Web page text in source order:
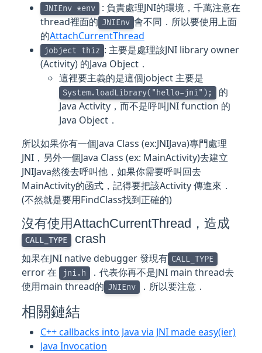
JNIEnv *env : 負責處理JNI的環境，千萬注意在
thread裡面的 JNIEnv 會不同．所以要使用上面
的AttachCurrentThread
jobject thiz : 主要是處理該JNI library owner
(Activity) 的Java Object．
這裡要主義的是這個jobject 主要是
System.loadLibrary("hello-jni"); 的
Java Activity，而不是呼叫JNI function 的
Java Object．
所以如果你有一個Java Class (ex:JNIJava)專門處理
JNI，另外一個Java Class (ex: MainActivity)去建立
JNIJava然後去呼叫他，如果你需要呼叫回去
MainActivity的函式，記得要把該Activity 傳進來．
(不然就是要用FindClass找到正確的)
沒有使用AttachCurrentThread，造成
CALL_TYPE crash
如果在JNI native debugger 發現有 CALL_TYPE
error 在 jni.h ．代表你再不是JNI main thread去
使用main thread的 JNIEnv ．所以要注意．
相關鏈結
C++ callbacks into Java via JNI made easy(ier)
Java Invocation